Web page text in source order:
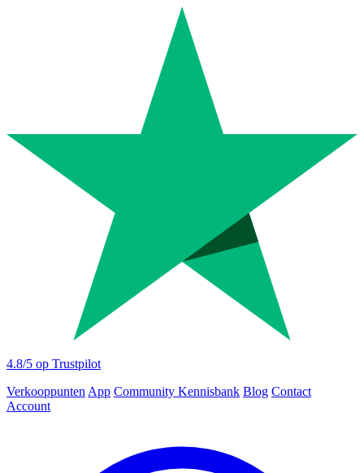
4.8/5 op Trustpilot
Verkooppunten App Community Kennisbank Blog Contact
Account